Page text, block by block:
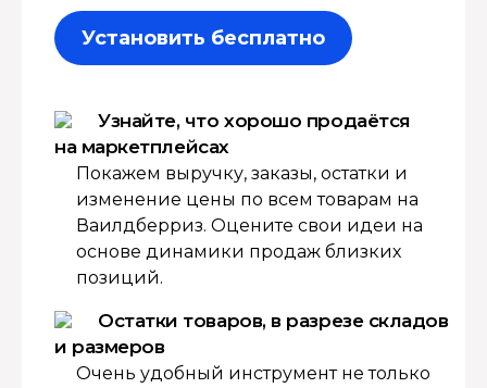
Установить бесплатно
Узнайте, что хорошо продаётся
на маркетплейсах
Покажем выручку, заказы, остатки и
изменение цены по всем товарам на
Ваилдберриз. Оцените свои идеи на
основе динамики продаж близких
позиций.
Остатки товаров, в разрезе складов
и размеров
Очень удобный инструмент не только